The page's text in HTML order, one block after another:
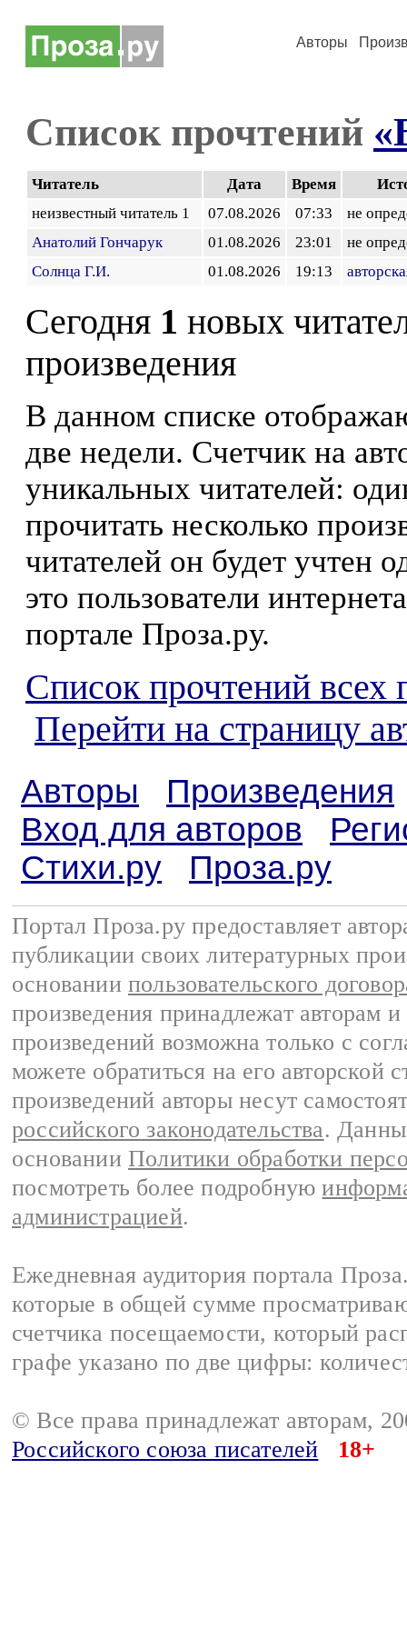
Авторы
Список прочтений
Читатель Дата Время
неизвестный читатель 1
07.08.2026 07:33
не
Анатолий Гончарук
01.08.2026 23:01
не
Солнца Г.И.
01.08.2026 19:13
Сегодня 1 новых
произведения
В данном списке
две недели. Счетчик на
уникальных читателей:
прочитать несколько
читателей он будет учтен
это пользователи
портале Проза.ру.
Список прочтений всех
Перейти на страницу
Авторы
Произведения
Вход для авторов
Стихи.ру
Проза.ру
Портал Проза.ру предоставляет
публикации своих литературных
основании пользовательского
произведения принадлежат авторам
произведений возможна только с
можете обратиться на его авторской
произведений авторы несут
российского законодательства.
основании Политики обработки
посмотреть более подробную
администрацией.
Ежедневная аудитория портала
которые в общей сумме
счетчика посещаемости, который
графе указано по две цифры:
© Все права принадлежат авторам,
Российского союза писателей
18+